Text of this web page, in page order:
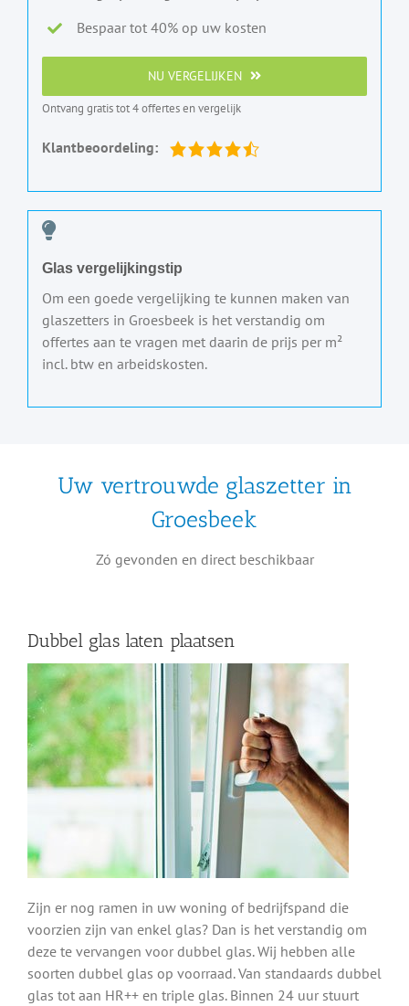
Bespaar tot 40% op uw kosten
NU VERGELIJKEN
Ontvang gratis tot 4 offertes en vergelijk
Klantbeoordeling:
Glas vergelijkingstip
Om een goede vergelijking te kunnen maken van
glaszetters in Groesbeek is het verstandig om
offertes aan te vragen met daarin de prijs per m²
incl. btw en arbeidskosten.
Uw vertrouwde glaszetter in
Groesbeek
Zó gevonden en direct beschikbaar
Dubbel glas laten plaatsen
Zijn er nog ramen in uw woning of bedrijfspand die
voorzien zijn van enkel glas? Dan is het verstandig om
deze te vervangen voor dubbel glas. Wij hebben alle
soorten dubbel glas op voorraad. Van standaards dubbel
glas tot aan HR++ en triple glas. Binnen 24 uur stuurt